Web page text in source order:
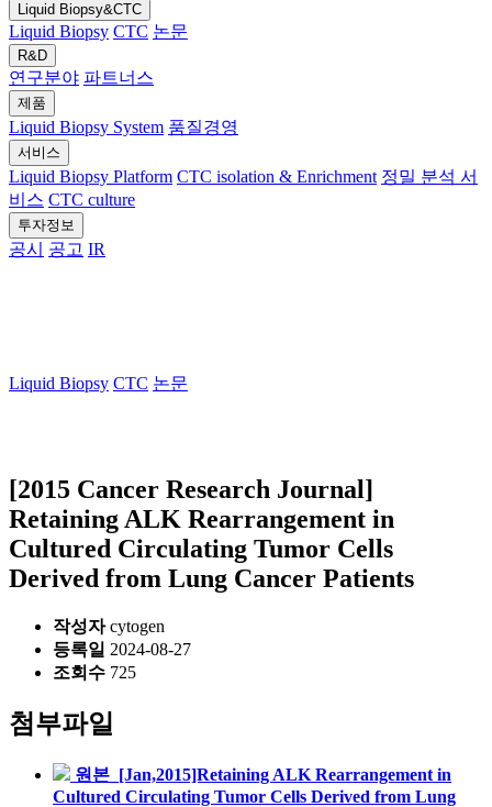
Liquid Biopsy&CTC
Liquid Biopsy CTC 논문
R&D
연구분야 파트너스
제품
Liquid Biopsy System 품질경영
서비스
Liquid Biopsy Platform CTC isolation & Enrichment 정밀 분석 서
비스 CTC culture
투자정보
공시 공고 IR
Liquid Biopsy CTC 논문
[2015 Cancer Research Journal]
Retaining ALK Rearrangement in
Cultured Circulating Tumor Cells
Derived from Lung Cancer Patients
작성자 cytogen
등록일 2024-08-27
조회수 725
첨부파일
원본_[Jan,2015]Retaining ALK Rearrangement in
Cultured Circulating Tumor Cells Derived from Lung